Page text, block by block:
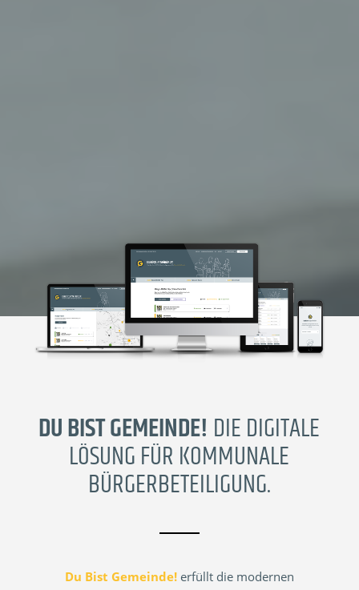
DU BIST GEMEINDE! DIE DIGITALE
LÖSUNG FÜR KOMMUNALE
BÜRGERBETEILIGUNG.
Du Bist Gemeinde!erfüllt die modernen